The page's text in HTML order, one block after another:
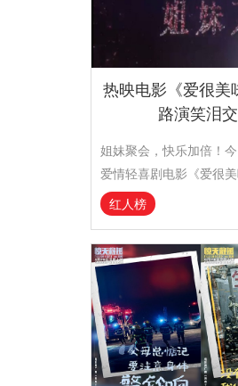
热映电影《爱很美
路演笑泪
姐妹聚会，快乐加倍！
爱情轻喜剧电影《爱很
红人榜